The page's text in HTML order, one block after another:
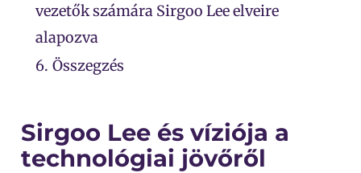
vezetők számára Sirgoo Lee elveire
alapozva
6. Összegzés
Sirgoo Lee és víziója a
technológiai jövőről